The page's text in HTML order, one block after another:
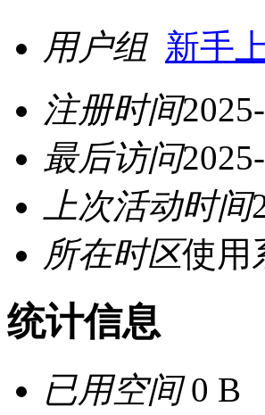
用户组 新手
注册时间
最后访问
上次活动时间
所在时区使用
统计信息
已用空间0 B